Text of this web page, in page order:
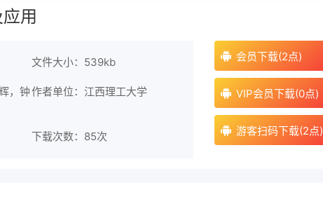
用
文件大小：539kb
，钟作者单位：江西理工大学
下载次数： 85次
会员下载(2点)
VIP会员下载(0点)
游客扫码下载(2点)